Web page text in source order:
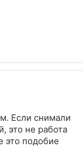
Если снимали
это не работа
это подобие